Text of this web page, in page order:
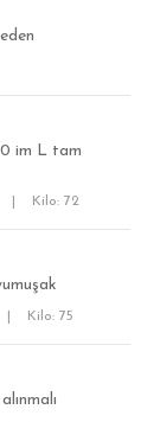
im L tam
Kilo: 72
Kilo: 75